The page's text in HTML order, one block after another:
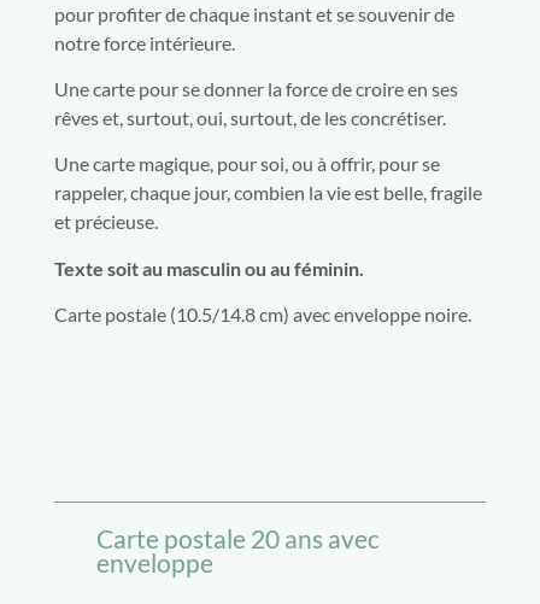
pour profiter de chaque instant et se souvenir de
notre force intérieure.
Une carte pour se donner la force de croire en ses
rêves et, surtout, oui, surtout, de les concrétiser.
Une carte magique, pour soi, ou à offrir, pour se
rappeler, chaque jour, combien la vie est belle, fragile
et précieuse.
Texte soit au masculin ou au féminin.
Carte postale (10.5/14.8 cm) avec enveloppe noire.
Carte postale 20 ans avec
enveloppe